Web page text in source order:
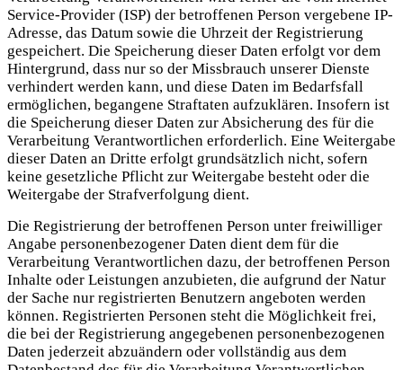
Service-Provider (ISP) der betroffenen Person vergebene IP-
Adresse, das Datum sowie die Uhrzeit der Registrierung
gespeichert. Die Speicherung dieser Daten erfolgt vor dem
Hintergrund, dass nur so der Missbrauch unserer Dienste
verhindert werden kann, und diese Daten im Bedarfsfall
ermöglichen, begangene Straftaten aufzuklären. Insofern ist
die Speicherung dieser Daten zur Absicherung des für die
Verarbeitung Verantwortlichen erforderlich. Eine Weitergabe
dieser Daten an Dritte erfolgt grundsätzlich nicht, sofern
keine gesetzliche Pflicht zur Weitergabe besteht oder die
Weitergabe der Strafverfolgung dient.
Die Registrierung der betroffenen Person unter freiwilliger
Angabe personenbezogener Daten dient dem für die
Verarbeitung Verantwortlichen dazu, der betroffenen Person
Inhalte oder Leistungen anzubieten, die aufgrund der Natur
der Sache nur registrierten Benutzern angeboten werden
können. Registrierten Personen steht die Möglichkeit frei,
die bei der Registrierung angegebenen personenbezogenen
Daten jederzeit abzuändern oder vollständig aus dem